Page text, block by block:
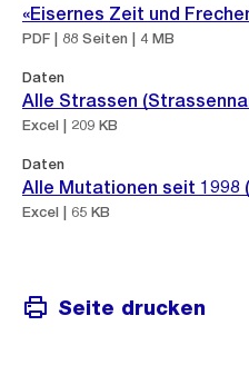
«Eisernes Zeit und
PDF | 88 Seiten | 4 MB
Daten
Alle Strassen
Excel | 209 KB
Daten
Alle Mutationen seit 1998
Excel | 65 KB
Seite drucken